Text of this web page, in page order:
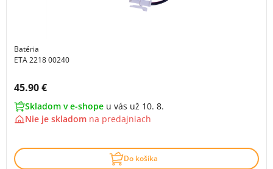
Batéria
ETA 2218 00240
Cena s DPH:
45.90 €
Skladom v e-shope u vás už 10. 8.
Nie je skladom na predajniach
Do košíka